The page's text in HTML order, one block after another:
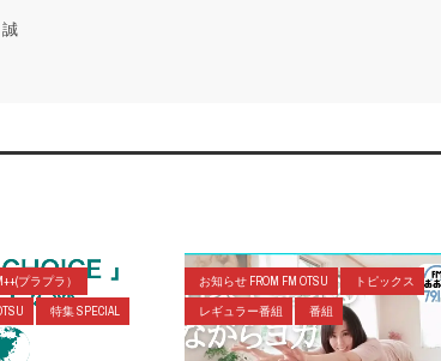
プラプラ）
特集 SPECIAL
お知らせ FROM FM OTSU
トピックス
レギュラー番組
番組